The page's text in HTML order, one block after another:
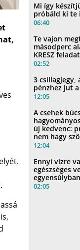
Mi így
próbáld ki te
06:40
Te vajon
másodperc
KRESZ
02:52
3 csillagjegy,
pénzhez jut
12:05
A csehek
új kedvenc:
nem hagy
12:04
Ennyi vízre
egészséges
02:05